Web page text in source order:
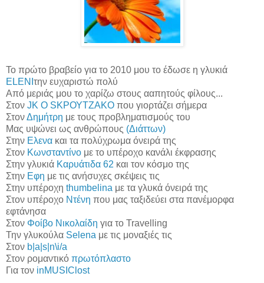
Το πρώτο βραβείο για το 2010 μου το έδωσε η γλυκιά
ELENI την ευχαριστώ πολύ
Από μεριάς μου το χαρίζω στους ααπητούς φίλους...
Στον JK O SΚΡΟΥΤΖΑΚΟ που γιορτάζει σήμερα
ΣτονΔημήτρη με τους προβληματισμούς του
Μας υψώνει ως ανθρώπους (Διάττων)
Στην Ελενα και τα πολύχρωμα όνειρά της
Στον Κωνσταντίνο με το υπέροχο κανάλι έκφρασης
Στην γλυκιά Καρυάτιδα 62 και τον κόσμο της
Στην Εφη με τις ανήσυχες σκέψεις τις
Στην υπέροχη thumbelina με τα γλυκά όνειρά της
Στον υπέροχο Ντένη που μας ταξιδεύει στα πανέμορφα
εφτάνησα
Στον Φοίβο Νικολαίδη για το Travelling
Την γλυκούλα Selena με τις μοναξιές τις
Στον b|a|s|n\i/a
Στον ρομαντικό πρωτόπλαστο
Για τον inMUSIClost